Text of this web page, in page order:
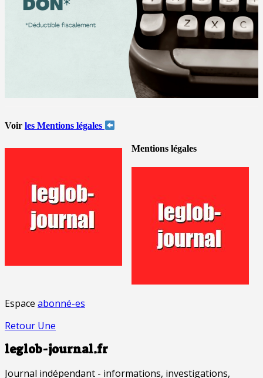
Voir les Mentions légales
Mentions légales
Espace abonné-es
Retour Une
leglob-journal.fr
Journal indépendant - informations, investigations,